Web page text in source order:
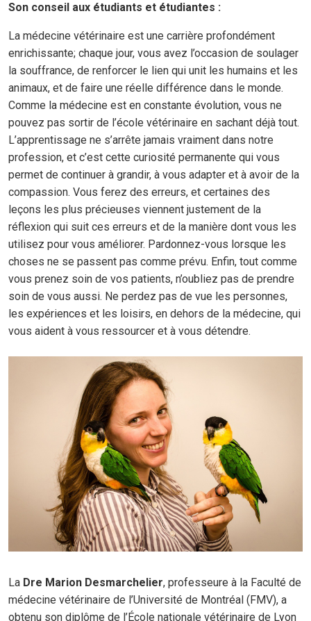
Son conseil aux étudiants et étudiantes :
La médecine vétérinaire est une carrière profondément
enrichissante; chaque jour, vous avez l’occasion de soulager
la souffrance, de renforcer le lien qui unit les humains et les
animaux, et de faire une réelle différence dans le monde.
Comme la médecine est en constante évolution, vous ne
pouvez pas sortir de l’école vétérinaire en sachant déjà tout.
L’apprentissage ne s’arrête jamais vraiment dans notre
profession, et c’est cette curiosité permanente qui vous
permet de continuer à grandir, à vous adapter et à avoir de la
compassion. Vous ferez des erreurs, et certaines des
leçons les plus précieuses viennent justement de la
réflexion qui suit ces erreurs et de la manière dont vous les
utilisez pour vous améliorer. Pardonnez-vous lorsque les
choses ne se passent pas comme prévu. Enfin, tout comme
vous prenez soin de vos patients, n’oubliez pas de prendre
soin de vous aussi. Ne perdez pas de vue les personnes,
les expériences et les loisirs, en dehors de la médecine, qui
vous aident à vous ressourcer et à vous détendre.
La Dre Marion Desmarchelier, professeure à la Faculté de
médecine vétérinaire de l’Université de Montréal (FMV), a
obtenu son diplôme de l’École nationale vétérinaire de Lyon